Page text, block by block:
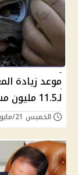
لـ11.5 مليون مستفيد قبل العيد
الخميس 21/مايو/2026 - 10:57 م